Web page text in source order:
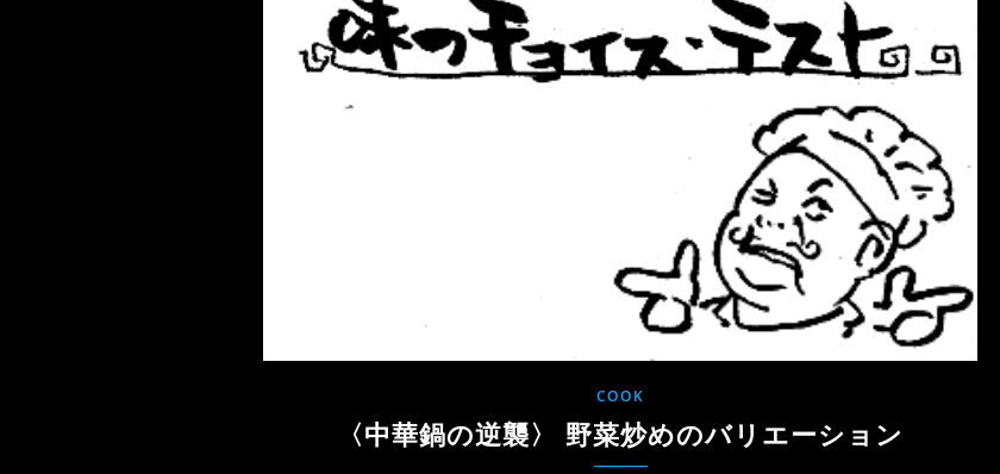
COOK
〈中華鍋の逆襲〉 野菜炒めのバリエーション